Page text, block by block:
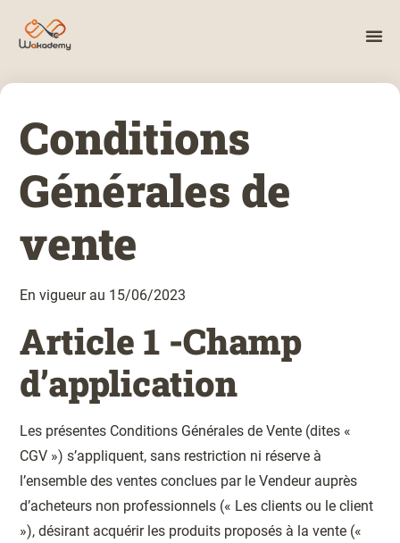
Conditions
Générales de
vente
En vigueur au 15/06/2023
Article 1 -Champ
d’application
Les présentes Conditions Générales de Vente (dites «
CGV ») s’appliquent, sans restriction ni réserve à
l’ensemble des ventes conclues par le Vendeur auprès
d’acheteurs non professionnels (« Les clients ou le client
»), désirant acquérir les produits proposés à la vente («